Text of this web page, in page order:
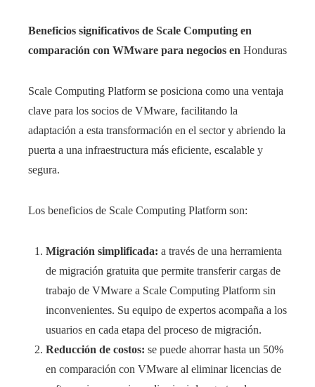
Beneficios significativos de Scale Computing en
comparación con WMware para negocios en Honduras
Scale Computing Platform se posiciona como una ventaja
clave para los socios de VMware, facilitando la
adaptación a esta transformación en el sector y abriendo la
puerta a una infraestructura más eficiente, escalable y
segura.
Los beneficios de Scale Computing Platform son:
Migración simplificada: a través de una herramienta
de migración gratuita que permite transferir cargas de
trabajo de VMware a Scale Computing Platform sin
inconvenientes. Su equipo de expertos acompaña a los
usuarios en cada etapa del proceso de migración.
Reducción de costos: se puede ahorrar hasta un 50%
en comparación con VMware al eliminar licencias de